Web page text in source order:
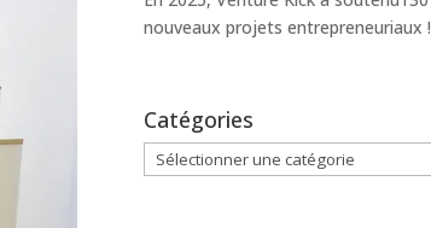
nouveaux projets entrepreneuriaux !
Catégories
Catégories